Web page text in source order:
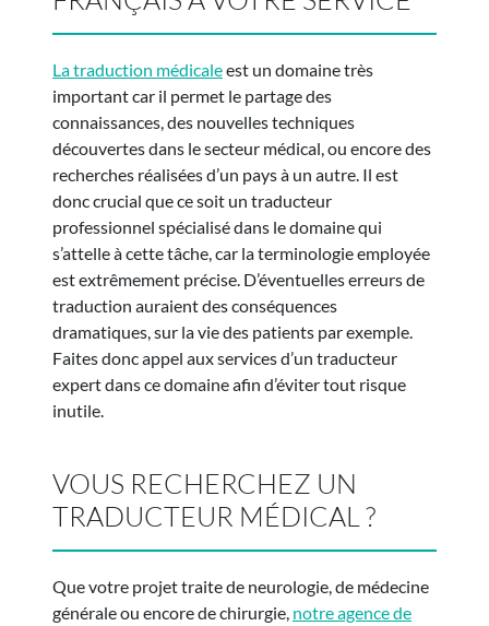
La traduction médicaleest un domaine très
important car il permet le partage des
connaissances, des nouvelles techniques
découvertes dans le secteur médical, ou encore des
recherches réalisées d’un pays à un autre. Il est
donc crucial que ce soit un traducteur
professionnel spécialisé dans le domaine qui
s’attelle à cette tâche, car la terminologie employée
est extrêmement précise. D’éventuelles erreurs de
traduction auraient des conséquences
dramatiques, sur la vie des patients par exemple.
Faites donc appel aux services d’un traducteur
expert dans ce domaine afin d’éviter tout risque
inutile.
VOUS RECHERCHEZ UN
TRADUCTEUR MÉDICAL ?
Que votre projet traite de neurologie, de médecine
générale ou encore de chirurgie, notre agence de